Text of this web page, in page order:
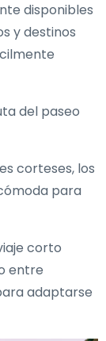
disponibles
y destinos
del paseo
corteses, los
para
corto
entre
adaptarse